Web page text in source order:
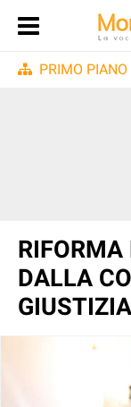
PRIMO PIANO
RIFORMA
DALLA